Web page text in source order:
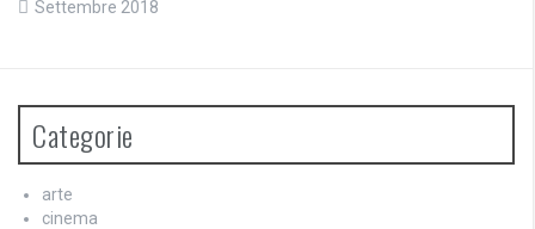
Settembre 2018
Categorie
arte
cinema